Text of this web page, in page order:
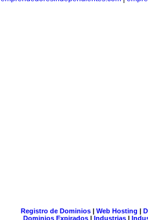
Registro de Dominios| Web Hosting |
Dominios Expirados | Industrias |